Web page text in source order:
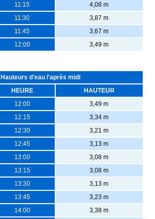
11:15
4,08 m
11:30
3,87 m
11:45
3,67 m
12:00 3,49 m
Hauteurs d'eau l'après midi
HEURE
HAUTEUR
12:00
3,49 m
12:15
3,34 m
12:30
3,21 m
12:45
3,13 m
13:00
3,08 m
13:15
3,08 m
13:30
3,13 m
13:45
3,23 m
14:00
3,38 m